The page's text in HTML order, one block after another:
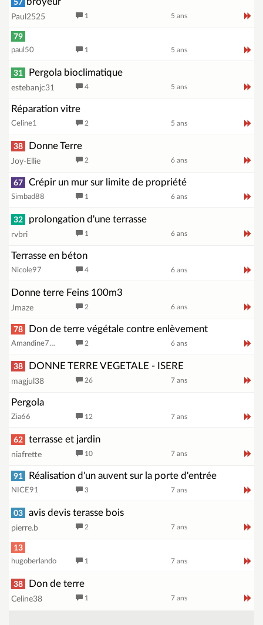
57
Paul2525 1 5 ans
79
paul50 1 5 ans
31 Pergola bioclimatique
estebanjc31 4 5 ans
Réparation vitre
Celine1 2 5 ans
38 Donne Terre
Joy-Ellie 2 6 ans
67 Crépir un mur sur limite de propriété
Simbad88 1 6 ans
32 prolongation d'une terrasse
rvbri 1 6 ans
Terrasse en béton
Nicole97 4 6 ans
Donne terre Feins 100m3
Jmaze 2 6 ans
78 Don de terre végétale contre enlèvement
Amandine78_95 2 6 ans
38 DONNE TERRE VEGETALE - ISERE
magjul38 26 7 ans
Pergola
Zia66 12 7 ans
62 terrasse et jardin
niafrette 10 7 ans
91 Réalisation d'un auvent sur la porte d'entrée
NICE91 3 7 ans
03 avis devis terasse bois
pierre.b 2 7 ans
13
hugoberlando 1 7 ans
38 Don de terre
Celine38 1 7 ans